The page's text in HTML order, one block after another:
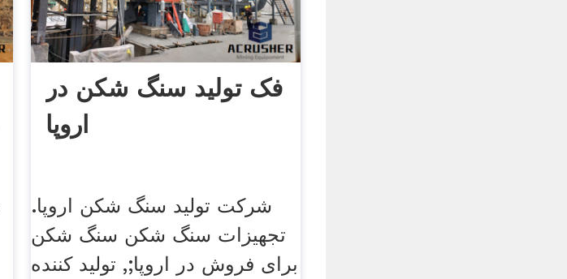
فک تولید سنگ شکن در
اروپا
شرکت تولید سنگ شکن اروپا.
تجهیزات سنگ شکن سنگ شکن
برای فروش در اروپا;, تولید کننده